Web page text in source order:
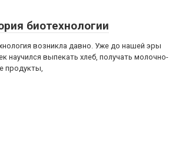
биотехнологии
возникла давно. Уже до нашей эры
научился выпекать хлеб, получать молочно-
продукты,